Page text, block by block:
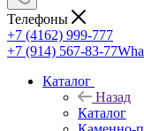
Телефоны
+7 (4162) 999-777
+7 (914) 567-83-77
Каталог
Назад
Каталог